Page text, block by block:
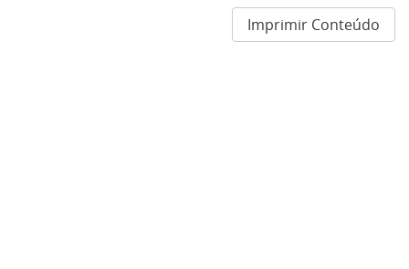
Imprimir Conteúdo